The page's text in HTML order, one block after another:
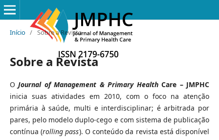
Início / Sobre a Revista
Sobre a Revista
OJournal of Management & Primary HealthCare – JMPHC
inicia suas atividades em 2010, com o foco na atenção
primária à saúde, multi e interdisciplinar; é arbitrada por
pares, pelo modelo duplo-cego e com sistema de publicação
contínua (rolling pass). O conteúdo da revista está disponível